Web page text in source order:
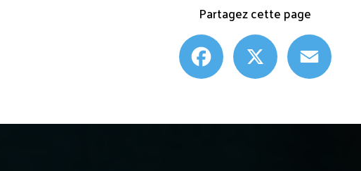
Partagez cette page
Facebook